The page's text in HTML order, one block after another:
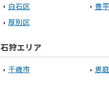
白石区
豊
厚別区
石狩エリア
千歳市 恵